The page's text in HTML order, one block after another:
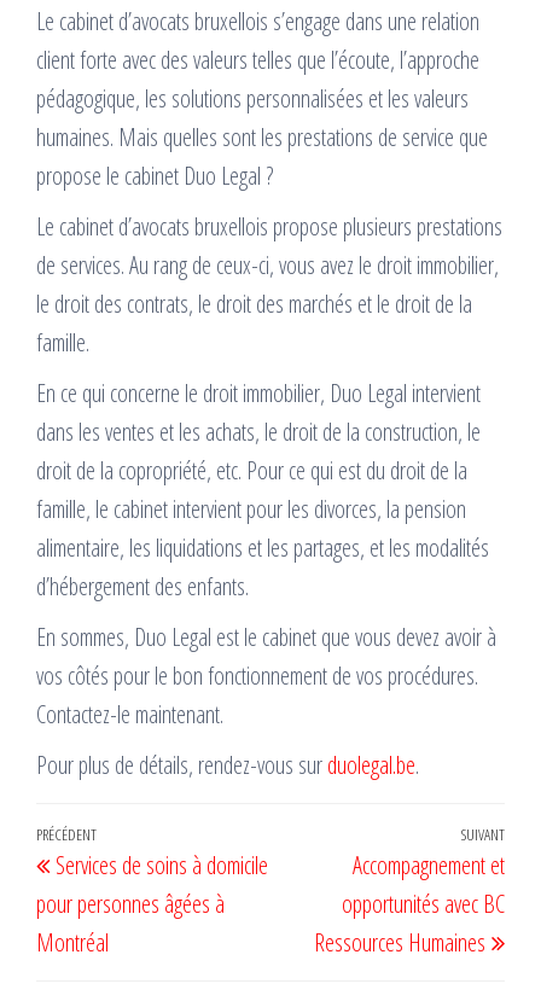
Le cabinet d’avocats bruxellois s’engage dans une relation
client forte avec des valeurs telles que l’écoute, l’approche
pédagogique, les solutions personnalisées et les valeurs
humaines. Mais quelles sont les prestations de service que
propose le cabinet Duo Legal ?
Le cabinet d’avocats bruxellois propose plusieurs prestations
de services. Au rang de ceux-ci, vous avez le droit immobilier,
le droit des contrats, le droit des marchés et le droit de la
famille.
En ce qui concerne le droit immobilier, Duo Legal intervient
dans les ventes et les achats, le droit de la construction, le
droit de la copropriété, etc. Pour ce qui est du droit de la
famille, le cabinet intervient pour les divorces, la pension
alimentaire, les liquidations et les partages, et les modalités
d’hébergement des enfants.
En sommes, Duo Legal est le cabinet que vous devez avoir à
vos côtés pour le bon fonctionnement de vos procédures.
Contactez-le maintenant.
Pour plus de détails, rendez-vous surduolegal.be.
Navigation
de
l’article
Article
précédent
PRÉCÉDENT
Services de soins à domicile
pour personnes âgées à
Montréal
SUIVANT
Accompagnement et
opportunités avec BC
Ressources Humaines